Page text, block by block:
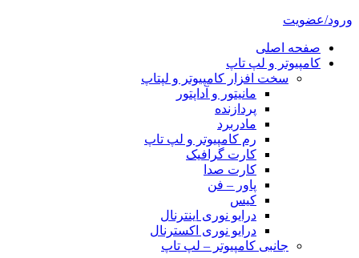
ورود/عضویت
صفحه اصلی
کامپیوتر و‌‌‌‌‌ لپ تاپ
سخت افزار کامپیوتر و لپتاپ
مانیتور و آداپتور
پردازنده
مادربرد
رم کامپیوتر و لپ تاپ
کارت گرافیک
کارت صدا
پاور – فن
کیس
درایو نوری اینترنال
درایو نوری اکسترنال
جانبی کامپیوتر – لپ تاپ